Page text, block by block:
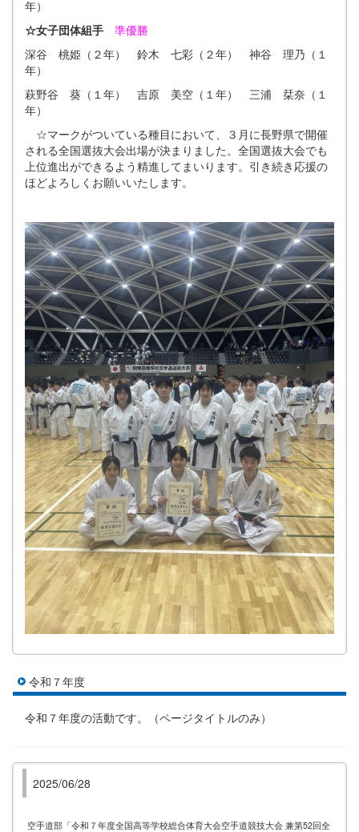
年）
☆女子団体組手
準優勝
深谷 桃姫（２年） 鈴木 七彩（２年） 神谷 理乃（１
年）
萩野谷 葵（１年） 吉原 美空（１年） 三浦 栞奈（１
年）
☆マークがついている種目において、３月に長野県で開催
される全国選抜大会出場が決まりました。全国選抜大会でも
上位進出ができるよう精進してまいります。引き続き応援の
ほどよろしくお願いいたします。
令和７年度
令和７年度の活動です。（ページタイトルのみ）
2025/06/28
空手道部「令和７年度全国高等学校総合体育大会空手道競技大会 兼第52回全